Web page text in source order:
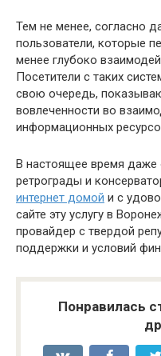
Тем не менее, согласно
пользователи, которые
менее глубоко
Посетители с таких
свою очередь,
вовлеченности во
информационных
В настоящее время даже
ретрограды и
интернет домой и с
сайте эту услугу в
провайдер с твердой
поддержки и условий
Понравилась